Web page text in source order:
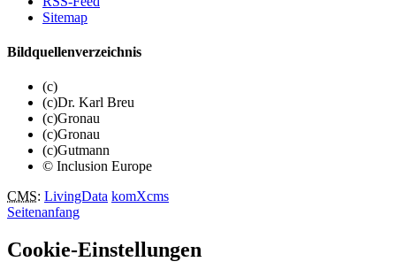
Sitemap
Bildquellenverzeichnis
(c)
(c)Dr. Karl Breu
(c)Gronau
(c)Gronau
(c)Gutmann
© Inclusion Europe
CMS: LivingData komXcms
Seitenanfang
Cookie-Einstellungen